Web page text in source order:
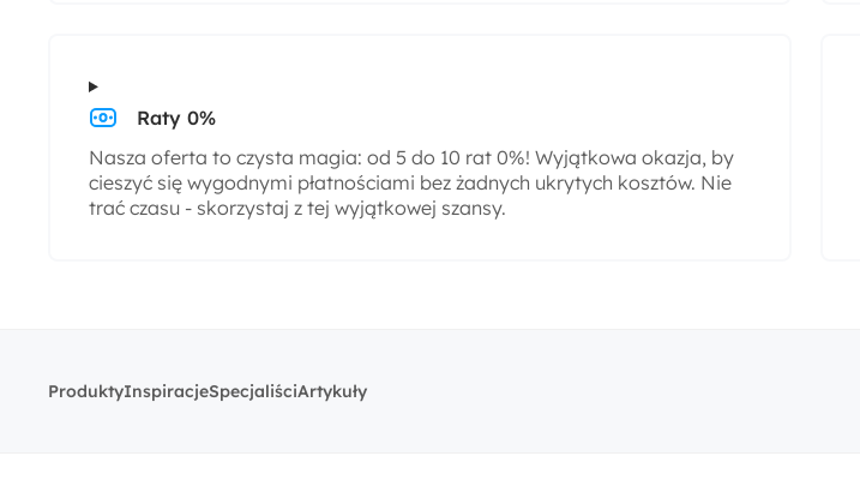
Raty 0%
Nasza oferta to czysta magia: od 5 do 10 rat 0%! Wyjątkowa okazja, by
cieszyć się wygodnymi płatnościami bez żadnych ukrytych kosztów. Nie
trać czasu - skorzystaj z tej wyjątkowej szansy.
ProduktyInspiracjeSpecjaliściArtykuły